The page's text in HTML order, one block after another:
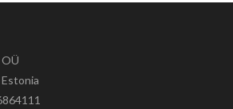
Estonia